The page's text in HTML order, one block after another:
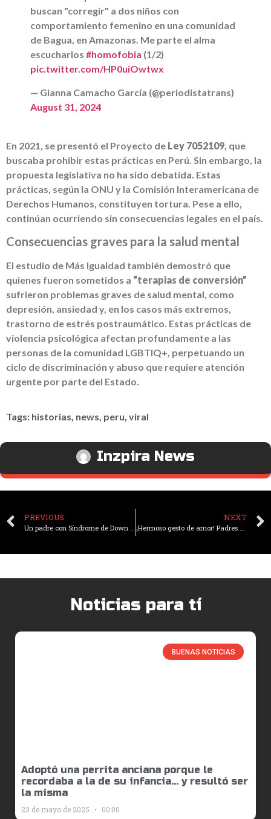
buscan "corregir" a dos niños con
comportamiento femenino en una comunidad
de Bagua, en Amazonas. Me parte el alma
escucharlos #homofobia (1/2)
pic.twitter.com/HP0uiOwtwx
— Gianna Camacho García (@periodistatrans)
August 31, 2024
En 2021, se presentó el Proyecto de Ley 7052109 , que
buscaba prohibir estas prácticas en Perú. Sin embargo, la
propuesta legislativa no ha sido debatida. Estas
prácticas, según la ONU y la Comisión Interamericana de
Derechos Humanos, constituyen tortura. Pese a ello,
continúan ocurriendo sin consecuencias legales en el país.
Consecuencias graves para la salud mental
El estudio de Más Igualdad también demostró que
quienes fueron sometidos a “terapias de conversión”
sufrieron problemas graves de salud mental, como
depresión, ansiedad y, en los casos más extremos,
trastorno de estrés postraumático. Estas prácticas de
violencia psicológica afectan profundamente a las
personas de la comunidad LGBTIQ+, perpetuando un
ciclo de discriminación y abuso que requiere atención
urgente por parte del Estado.
Tags: historias, news, peru, viral
Inzpira News
PREVIOUS
Un padre con Síndrome de Down cría a su hijo hasta verlo convertirse en dentista
NEXT
¡Hermoso gesto de amor! Padres se tatúan el abecedario para poder comunicarse con su hijo autista
Noticias para tí
BUENAS NOTICIAS
Adoptó una perrita anciana porque le
recordaba a la de su infancia… y resultó ser
la misma
23 de mayo de 2025 00:00